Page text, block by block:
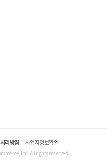
리방침 사업자정보확인
Ltd. All rights reserved.